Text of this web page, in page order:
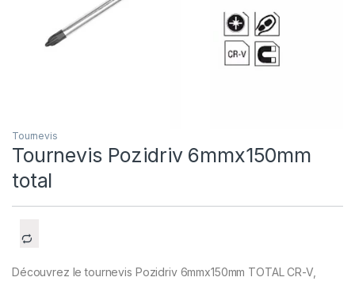
Tournevis
Tournevis Pozidriv 6mmx150mm
total
Découvrez le tournevis Pozidriv 6mmx150mm TOTAL CR-V,